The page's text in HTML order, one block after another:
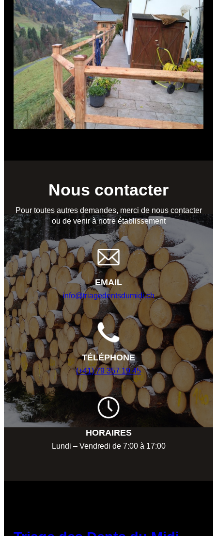
Nous contacter
Pour toutes autres demandes, merci de nous contacter
ou de venir à notre établissement
EMAIL
info@triagedentsdumidi.ch
TÉLÉPHONE
(+41) 79 357 19 45
HORAIRES
Lundi – Vendredi de 7:00 à 17:00